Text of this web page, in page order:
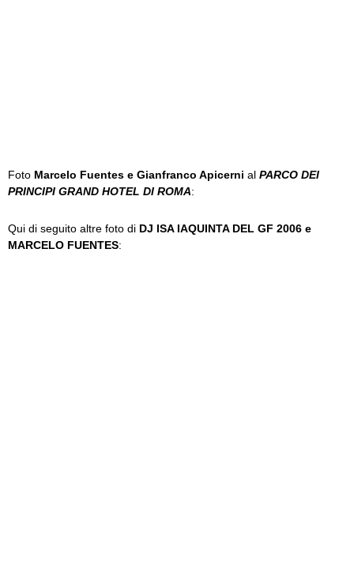
Foto Marcelo Fuentes e Gianfranco Apicerni al PARCO DEI
PRINCIPI GRAND HOTEL DI ROMA:
Qui di seguito altre foto di DJ ISA IAQUINTA DEL GF 2006 e
MARCELO FUENTES: